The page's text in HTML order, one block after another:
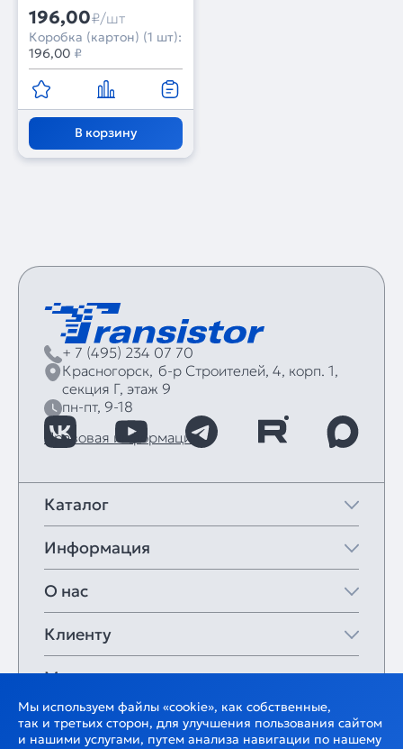
196,00₽/шт
Коробка (картон) (1 шт):
196,00 ₽
В корзину
+ 7 (495) 234 07 70
Красногорск, б‑р Строителей, 4, корп. 1,
секция Г, этаж 9
пн-пт, 9-18
Правовая информация
Каталог
Информация
О нас
Клиенту
Мои закладки
Мы используем файлы «cookie», как собственные,
так и третьих сторон, для улучшения пользования сайтом
и нашими услугами, путем анализа навигации по нашему